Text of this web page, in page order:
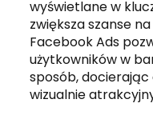
wyświetlane w
zwiększa szanse
Facebook Ads
użytkowników w
sposób,
wizualnie